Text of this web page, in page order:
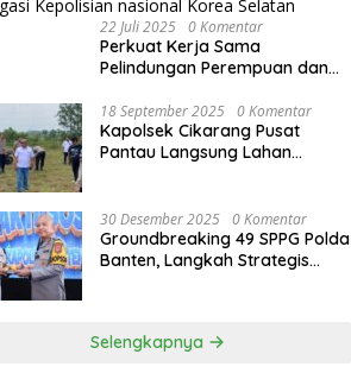
22 Juli 2025 0 Komentar
Perkuat Kerja Sama
Pelindungan Perempuan dan
Kunjungan Delegasi Kepolisian
nasional Korea Selatan
18 September 2025 0 Komentar
Kapolsek Cikarang Pusat
Pantau Langsung Lahan
30 Desember 2025 0 Komentar
Groundbreaking 49 SPPG Polda
Banten, Langkah Strategis
Selengkapnya